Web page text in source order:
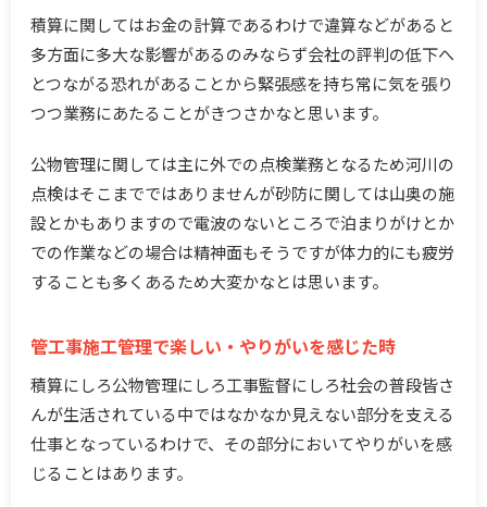
積算に関してはお金の計算であるわけで違算などがあると
多方面に多大な影響があるのみならず会社の評判の低下へ
とつながる恐れがあることから緊張感を持ち常に気を張り
つつ業務にあたることがきつさかなと思います。
公物管理に関しては主に外での点検業務となるため河川の
点検はそこまでではありませんが砂防に関しては山奥の施
設とかもありますので電波のないところで泊まりがけとか
での作業などの場合は精神面もそうですが体力的にも疲労
することも多くあるため大変かなとは思います。
管工事施工管理で楽しい・やりがいを感じた時
積算にしろ公物管理にしろ工事監督にしろ社会の普段皆さ
んが生活されている中ではなかなか見えない部分を支える
仕事となっているわけで、その部分においてやりがいを感
じることはあります。